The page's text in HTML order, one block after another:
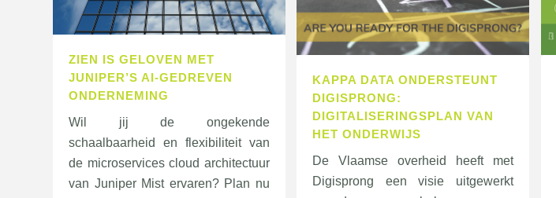
ZIEN IS GELOVEN MET
JUNIPER’S AI-GEDREVEN
ONDERNEMING
Wil jij de ongekende
schaalbaarheid en flexibiliteit van
de microservices cloud architectuur
van Juniper Mist ervaren? Plan nu
KAPPA DATA ONDERSTEUNT
DIGISPRONG:
DIGITALISERINGSPLAN VAN
HET ONDERWIJS
De Vlaamse overheid heeft met
Digisprong een visie uitgewerkt